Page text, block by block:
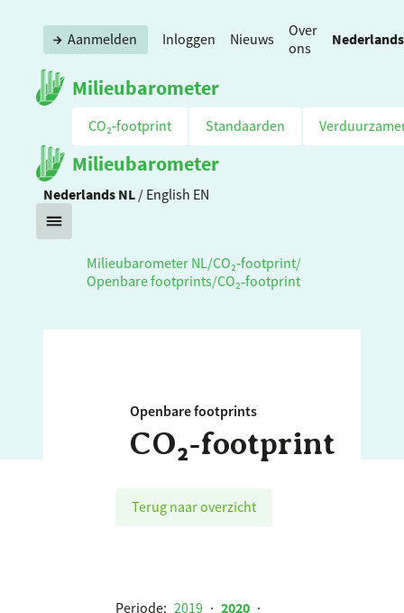
Milieubarometer
Aanmelden Inloggen Nieuws
Over
ons
Nederlands
CO₂‑footprint Standaarden
Milieubarometer
Nederlands NL / English EN
Milieubarometer NL /CO₂‑footprint/
Openbare footprints/CO₂‑footprint
Openbare footprints
CO₂‑footprint
Terug naar overzicht
Periode: 2019 · 2020 ·